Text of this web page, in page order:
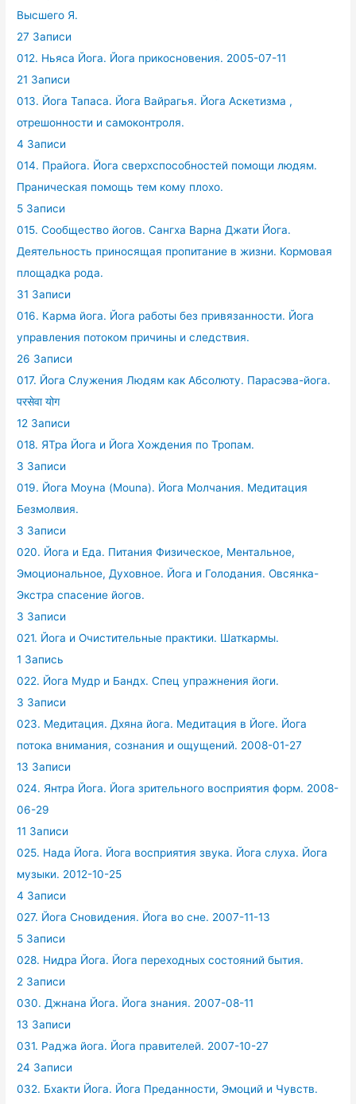
Высшего Я.
27 Записи
012. Ньяса Йога. Йога прикосновения. 2005-07-11
21 Записи
013. Йога Тапаса. Йога Вайрагья. Йога Аскетизма ,
отрешонности и самоконтроля.
4 Записи
014. Прайога. Йога сверхспособностей помощи людям.
Праническая помощь тем кому плохо.
5 Записи
015. Сообщество йогов. Сангха Варна Джати Йога.
Деятельность приносящая пропитание в жизни. Кормовая
площадка рода.
31 Записи
016. Карма йога. Йога работы без привязанности. Йога
управления потоком причины и следствия.
26 Записи
017. Йога Служения Людям как Абсолюту. Парасэва-йога.
परसेवा योग
12 Записи
018. ЯТра Йога и Йога Хождения по Тропам.
3 Записи
019. Йога Моуна (Mouna). Йога Молчания. Медитация
Безмолвия.
3 Записи
020. Йога и Еда. Питания Физическое, Ментальное,
Эмоциональное, Духовное. Йога и Голодания. Овсянка-
Экстра спасение йогов.
3 Записи
021. Йога и Очистительные практики. Шаткармы.
1 Запись
022. Йога Мудр и Бандх. Спец упражнения йоги.
3 Записи
023. Медитация. Дхяна йога. Медитация в Йоге. Йога
потока внимания, сознания и ощущений. 2008-01-27
13 Записи
024. Янтра Йога. Йога зрительного восприятия форм. 2008-
06-29
11 Записи
025. Нада Йога. Йога восприятия звука. Йога слуха. Йога
музыки. 2012-10-25
4 Записи
027. Йога Сновидения. Йога во сне. 2007-11-13
5 Записи
028. Нидра Йога. Йога переходных состояний бытия.
2 Записи
030. Джнана Йога. Йога знания. 2007-08-11
13 Записи
031. Раджа йога. Йога правителей. 2007-10-27
24 Записи
032. Бхакти Йога. Йога Преданности, Эмоций и Чувств.